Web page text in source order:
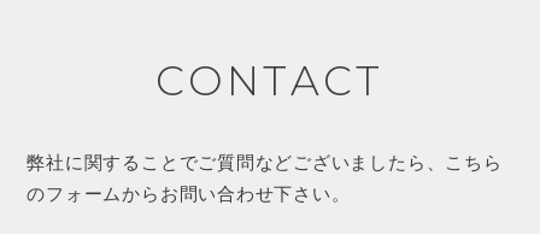
CONTACT
弊社に関することでご質問などございましたら、 こちら
のフォームからお問い合わせ下さい。